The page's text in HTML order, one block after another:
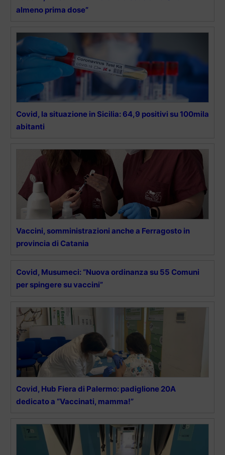
almeno prima dose”
Covid, la situazione in Sicilia: 64,9 positivi su 100mila
abitanti
Vaccini, somministrazioni anche a Ferragosto in
provincia di Catania
Covid, Musumeci: “Nuova ordinanza su 55 Comuni
per spingere su vaccini”
Covid, Hub Fiera di Palermo: padiglione 20A
dedicato a “Vaccinati, mamma!”